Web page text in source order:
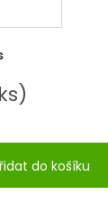
do košíku